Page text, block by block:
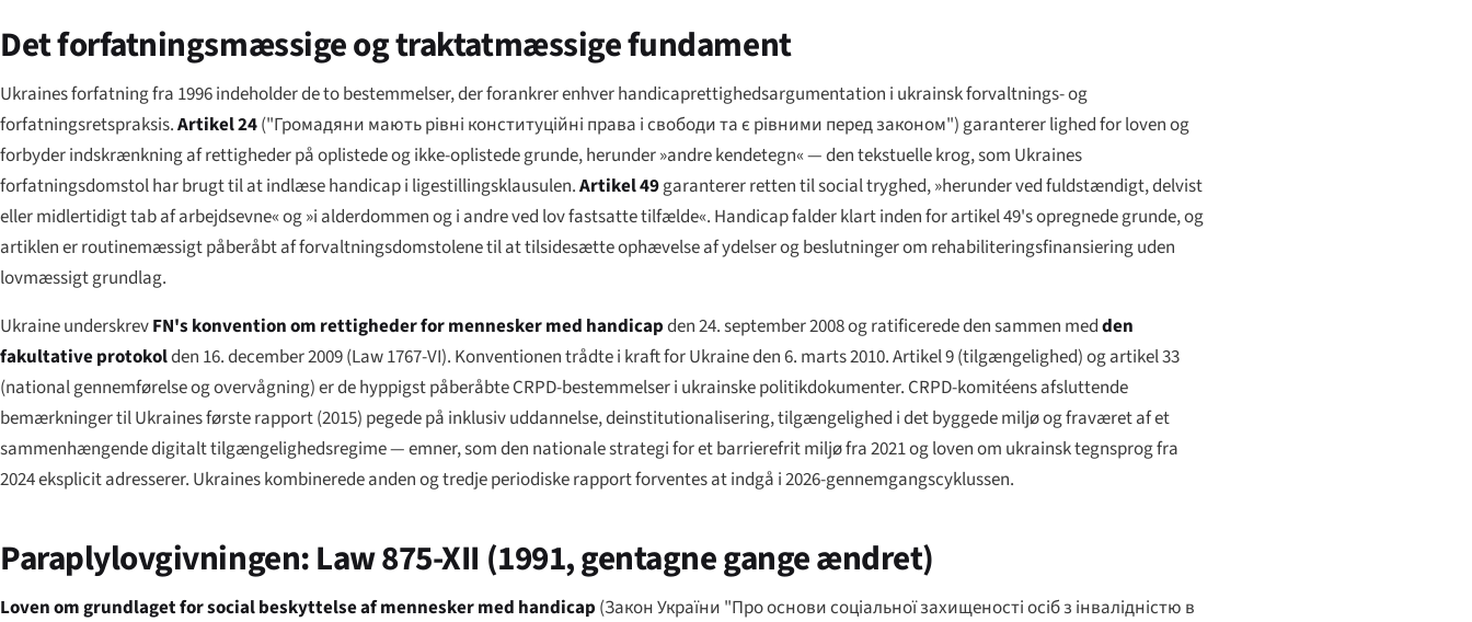
Det forfatningsmæssige og traktatmæssige fundament
Ukraines forfatning fra 1996 indeholder de to bestemmelser, der forankrer enhver handicaprettighedsargumentation i ukrainsk forvaltnings- og
forfatningsretspraksis.Artikel 24("Громадяни мають рівні конституційні права і свободи та є рівними перед законом") garanterer lighed for loven og
forbyder indskrænkning af rettigheder på oplistede og ikke-oplistede grunde, herunder »andre kendetegn« — den tekstuelle krog, som Ukraines
forfatningsdomstol har brugt til at indlæse handicap i ligestillingsklausulen.Artikel 49garanterer retten til social tryghed, »herunder ved fuldstændigt, delvist
eller midlertidigt tab af arbejdsevne« og »i alderdommen og i andre ved lov fastsatte tilfælde«. Handicap falder klart inden for artikel 49's opregnede grunde, og
artiklen er routinemæssigt påberåbt af forvaltningsdomstolene til at tilsidesætte ophævelse af ydelser og beslutninger om rehabiliteringsfinansiering uden
lovmæssigt grundlag.
Ukraine underskrevFN's konvention om rettigheder for mennesker med handicapden 24. september 2008 og ratificerede den sammen medden
fakultative protokolden 16. december 2009 (Law 1767-VI). Konventionen trådte i kraft for Ukraine den 6. marts 2010. Artikel 9 (tilgængelighed) og artikel 33
(national gennemførelse og overvågning) er de hyppigst påberåbte CRPD-bestemmelser i ukrainske politikdokumenter. CRPD-komitéens afsluttende
bemærkninger til Ukraines første rapport (2015) pegede på inklusiv uddannelse, deinstitutionalisering, tilgængelighed i det byggede miljø og fraværet af et
sammenhængende digitalt tilgængelighedsregime — emner, som den nationale strategi for et barrierefrit miljø fra 2021 og loven om ukrainsk tegnsprog fra
2024 eksplicit adresserer. Ukraines kombinerede anden og tredje periodiske rapport forventes at indgå i 2026-gennemgangscyklussen.
Paraplylovgivningen: Law 875-XII (1991, gentagne gange ændret)
Loven om grundlaget for social beskyttelse af mennesker med handicap (Закон України "Про основи соціальної захищеності осіб з інвалідністю в